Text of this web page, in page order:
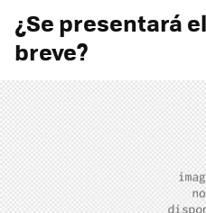
¿Se presentará
breve?